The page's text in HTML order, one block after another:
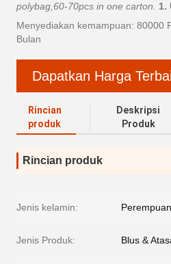
polybag,60-70pcs in one carton.
1.
Menyediakan kemampuan: 80000
Bulan
Dapatkan Harga
Rincian
produk
Deskripsi
Produk
Rincian produk
Jenis kelamin: Perempuan
Jenis Produk: Blus &